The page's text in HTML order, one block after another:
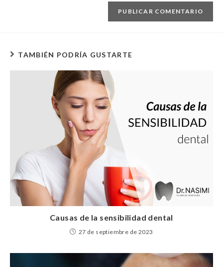
TAMBIÉN PODRÍA GUSTARTE
Causas de la sensibilidad dental
27 de septiembre de 2023